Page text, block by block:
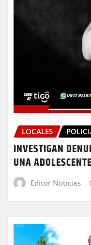
LOCALES
INVESTIGAN
UNA
Editor Noticias